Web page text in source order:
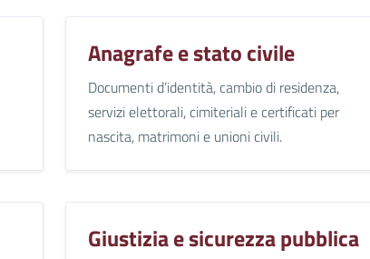
Anagrafe e stato civile
Documenti d’identità, cambio di residenza,
servizi elettorali, cimiteriali e certificati per
nascita, matrimoni e unioni civili.
Giustizia e sicurezza pubblica